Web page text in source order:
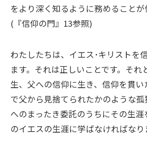
をより深く知るように務めることが
(『信仰の門』13参照)
わたしたちは、イエス･キリストを
ます。それは正しいことです。それ
生、父への信仰に生き、信仰を貫
で父から見捨てられたかのような
へのまったき委託のうちにその生涯
のイエスの生涯に学ばなければなり